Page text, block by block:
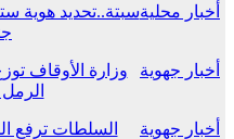
أخبار محلية
أخبار جهوية
أخبار جهوية
السلطات ترفع